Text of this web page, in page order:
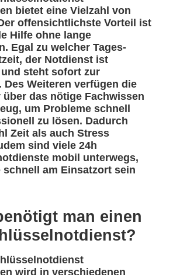
bietet eine Vielzahl von
offensichtlichste Vorteil ist
Hilfe ohne lange
Egal zu welcher Tages-
der Notdienst ist
steht sofort zur
Des Weiteren verfügen die
über das nötige Fachwissen
um Probleme schnell
zu lösen. Dadurch
Zeit als auch Stress
sind viele 24h
mobil unterwegs,
schnell am Einsatzort sein
man einen
wird in verschiedenen